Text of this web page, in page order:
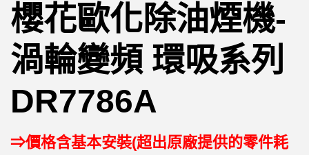
櫻花歐化除油煙機-
渦輪變頻 環吸系列
DR7786A
⇒價格含基本安裝(超出原廠提供的零件耗